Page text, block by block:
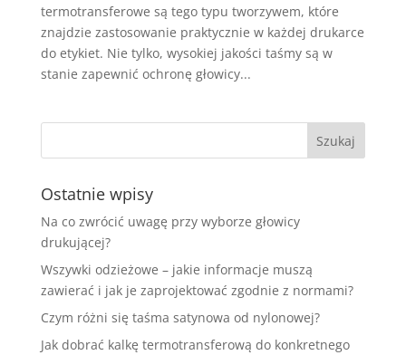
termotransferowe są tego typu tworzywem, które
znajdzie zastosowanie praktycznie w każdej drukarce
do etykiet. Nie tylko, wysokiej jakości taśmy są w
stanie zapewnić ochronę głowicy...
Ostatnie wpisy
Na co zwrócić uwagę przy wyborze głowicy
drukującej?
Wszywki odzieżowe – jakie informacje muszą
zawierać i jak je zaprojektować zgodnie z normami?
Czym różni się taśma satynowa od nylonowej?
Jak dobrać kalkę termotransferową do konkretnego